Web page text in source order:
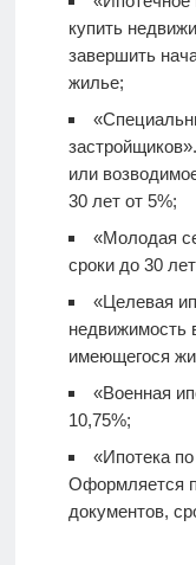
купить
завершить
жилье;
или
30 лет от 5%;
«Молодая
сроки до 30
«Целевая
недвижимость
имеющегося
«Военная
10,75%;
«Ипотека
Оформляется
документов,